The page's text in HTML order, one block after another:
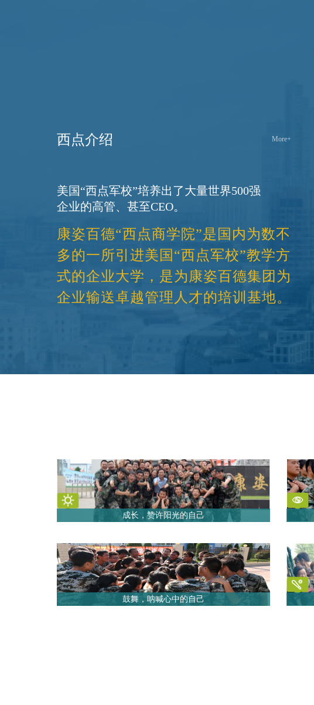
西点介绍 More+
美国“西点军校”培养出了大量世界500强
康姿百德“西点商学院”是国内为数不
多的一所引进美国“西点军校”教学方
式的企业大学，是为康姿百德集团为
企业输送卓越管理人才的培训基地。
成长，赞许阳光的自己
鼓舞，呐喊心中的自己